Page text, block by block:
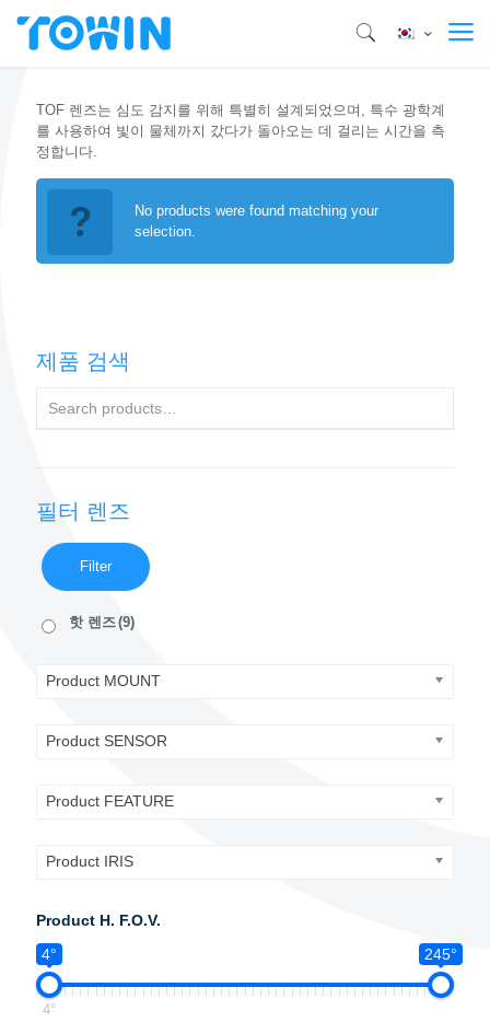
TOF 렌즈는 심도 감지를 위해 특별히 설계되었으며, 특수 광학계
를 사용하여 빛이 물체까지 갔다가 돌아오는 데 걸리는 시간을 측
정합니다.
No products were found matching your
selection.
제품 검색
필터 렌즈
Filter
핫 렌즈(9)
Product MOUNT
Product SENSOR
Product FEATURE
Product IRIS
Product H. F.O.V.
4°
245°
4°